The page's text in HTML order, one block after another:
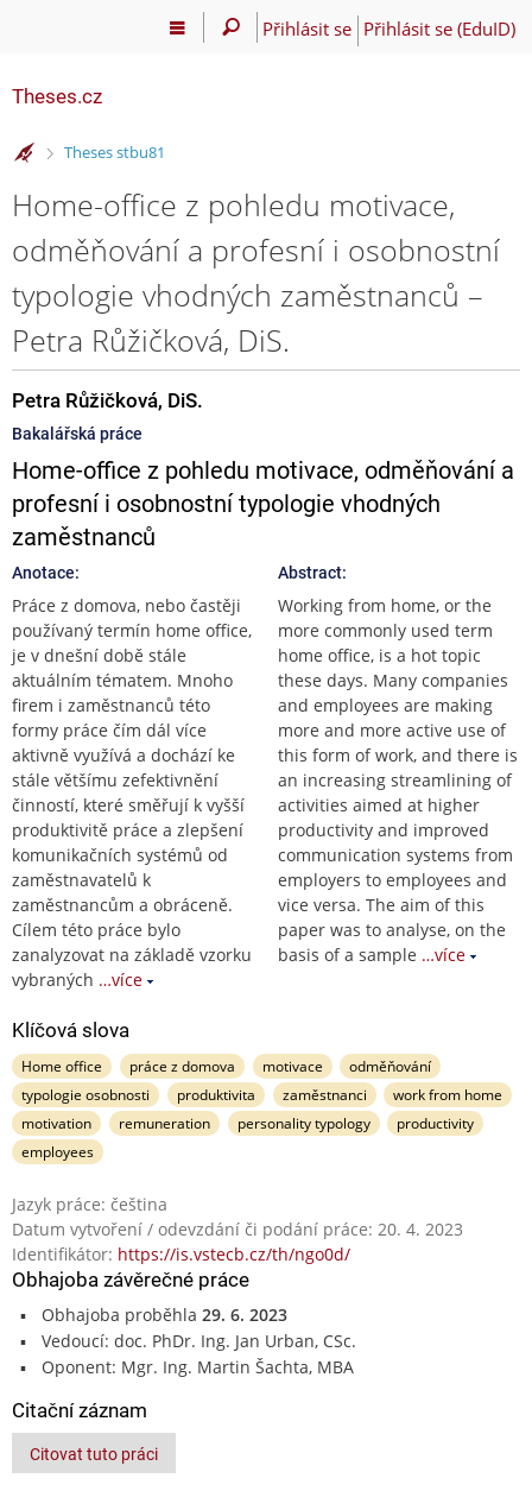
Přihlásit se Přihlásit se (EduID)
Theses.cz
>
Theses stbu81
Home-office z pohledu motivace,
odměňování a profesní i osobnostní
typologie vhodných zaměstnanců –
Petra Růžičková, DiS.
Petra Růžičková, DiS.
Bakalářská práce
Home-office z pohledu motivace, odměňování a
profesní i osobnostní typologie vhodných
zaměstnanců
Anotace:
Práce z domova, nebo častěji
používaný termín home office,
je v dnešní době stále
aktuálním tématem. Mnoho
firem i zaměstnanců této
formy práce čím dál více
aktivně využívá a dochází ke
stále většímu zefektivnění
činností, které směřují k vyšší
produktivitě práce a zlepšení
komunikačních systémů od
zaměstnavatelů k
zaměstnancům a obráceně.
Cílem této práce bylo
zanalyzovat na základě vzorku
vybraných …více
Abstract:
Working from home, or the
more commonly used term
home office, is a hot topic
these days. Many companies
and employees are making
more and more active use of
this form of work, and there is
an increasing streamlining of
activities aimed at higher
productivity and improved
communication systems from
employers to employees and
vice versa. The aim of this
paper was to analyse, on the
basis of a sample …více
Klíčová slova
Home office práce z domova motivace
odměňování
typologie osobnosti
produktivita zaměstnanci
work from home
motivation
remuneration personality typology
productivity
employees
Jazyk práce: čeština
Datum vytvoření / odevzdání či podání práce: 20. 4. 2023
Identifikátor: https://is.vstecb.cz/th/ngo0d/
Obhajoba závěrečné práce
Obhajoba proběhla 29. 6. 2023
Vedoucí: doc. PhDr. Ing. Jan Urban, CSc.
Oponent: Mgr. Ing. Martin Šachta, MBA
Citační záznam
Citovat tuto práci